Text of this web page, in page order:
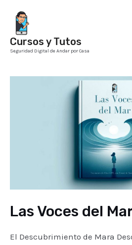
contenido
Cursos y Tutos
Seguridad Digital de Andar por Casa
Las Voces del
El Descubrimiento de Mara